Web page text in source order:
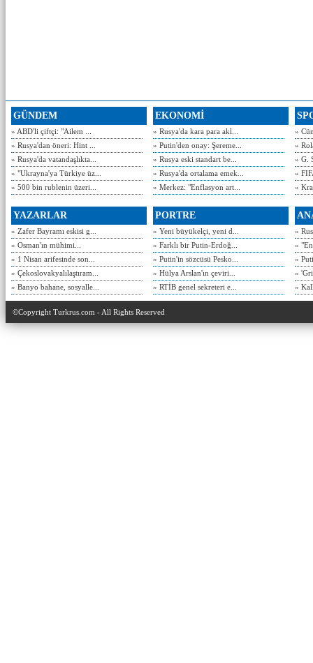
GÜNDEM
» ABD'li çiftçi: "Ailem ...
» Rusya'dan öneri: Hint ...
» Rusya'da vatandaşlıkta...
» "Ukrayna'ya Türkiye üz...
» 500 bin rublenin üzeri...
EKONOMİ
» Rusya'da kara para akl...
» Putin'den onay: Şereme...
» Rusya eski standart be...
» Rusya'da ortalama emek...
» Merkez: "Enflasyon art...
»
»
» G.
»
»
YAZARLAR
» Zafer Bayramı eskisi g...
» Osman'ın mühimi...
» 1 Nisan arifesinde son...
» Çekoslovakyalılaştıram...
» Banyo bahane, sosyalle...
PORTRE
» Yeni büyükelçi, yeni d...
» Farklı bir Putin-Erdoğ...
» Putin'in sözcüsü Pesko...
» Hülya Arslan'ın çeviri...
» RTİB genel sekreteri e...
»
»
»
»
»
©Copyright Turkrus.com - All Rights Reserved